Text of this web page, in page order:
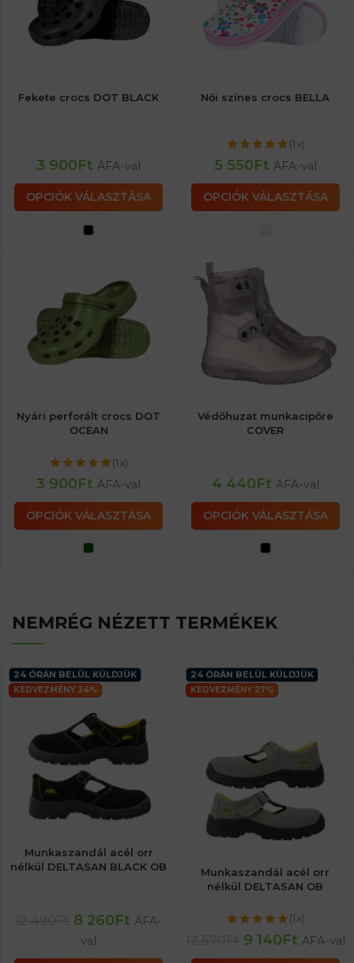
Fekete crocs DOT BLACK
3 900Ft ÁFA-val
OPCIÓK VÁLASZTÁSA
Női színes crocs BELLA
(1x)
5 550Ft ÁFA-val
OPCIÓK VÁLASZTÁSA
Nyári perforált crocs DOT
OCEAN
(1x)
3 900Ft ÁFA-val
OPCIÓK VÁLASZTÁSA
Védőhuzat munkacipőre
COVER
4 440Ft ÁFA-val
OPCIÓK VÁLASZTÁSA
NEMRÉG NÉZETT TERMÉKEK
24 ÓRÁN BELÜL KÜLDJÜK
KEDVEZMÉNY 34%
Munkaszandál acél orr
nélkül DELTASAN BLACK OB
8 260Ft ÁFA-
val
24 ÓRÁN BELÜL KÜLDJÜK
KEDVEZMÉNY 27%
Munkaszandál acél orr
nélkül DELTASAN OB
(1x)
9 140Ft ÁFA-val